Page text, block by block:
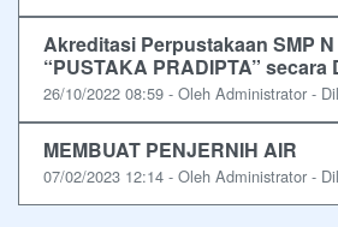
Akreditasi Perpustakaan SMP
“PUSTAKA PRADIPTA” secara
26/10/2022 08:59 - Oleh Administrator -
MEMBUAT PENJERNIH AIR
07/02/2023 12:14 - Oleh Administrator -